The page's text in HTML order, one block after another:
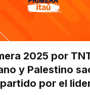
2025 por
y Palestino
por el